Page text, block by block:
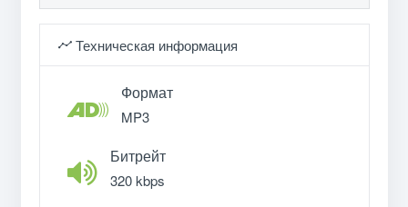
Техническая информация
Формат
MP3
Битрейт
320 kbps